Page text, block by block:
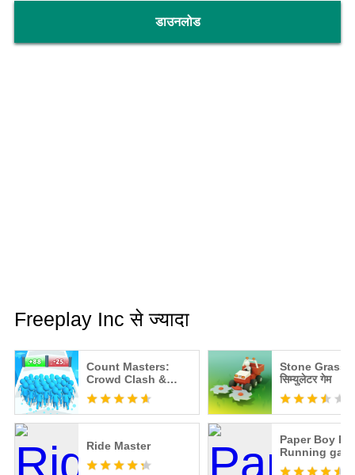
डाउनलोड
Freeplay Inc से ज्यादा
Count Masters:
Crowd Clash &
Stickman running
game
Stone Grass -
सिम्युलेटर गेम
Ride Master
Paper Boy
Running